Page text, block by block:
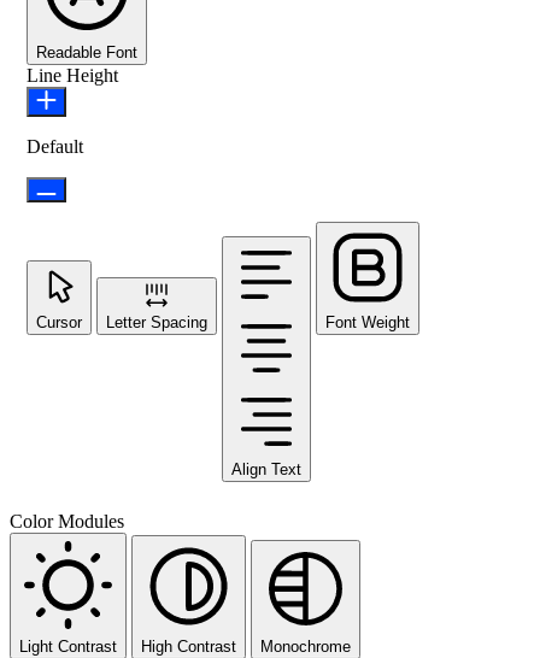
Readable Font
Line Height
Default
Cursor Letter Spacing
Align Text
Font Weight
Color Modules
Light Contrast High Contrast Monochrome